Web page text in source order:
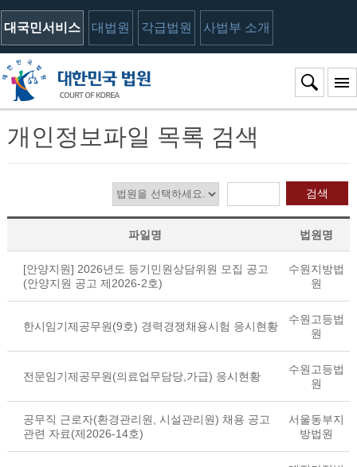
대국민서비스 대법원 각급법원 사법부 소개
개인정보파일 목록 검색
검색
파일명 법원명
[안양지원] 2026년도 등기민원상담위원 모집 공고
(안양지원 공고 제2026-2호)
수원지방법
원
한시임기제공무원(9호) 경력경쟁채용시험 응시현황
수원고등법
원
전문임기제공무원(의료업무담당,가급) 응시현황
수원고등법
원
공무직 근로자(환경관리원, 시설관리원) 채용 공고
관련 자료(제2026-14호)
서울동부지
방법원